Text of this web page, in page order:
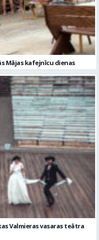
Mājas kafejnīcu dienas
Valmieras vasaras teātra